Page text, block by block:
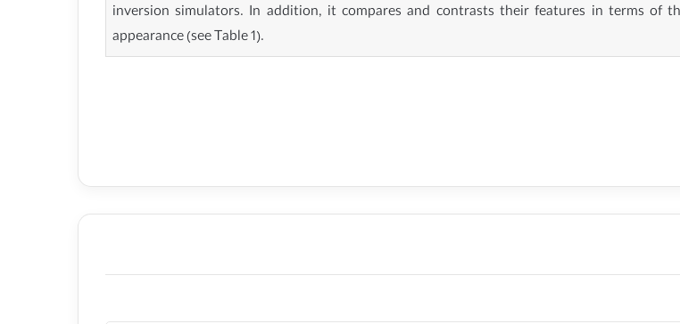
inversion simulators. In addition, it compares and contrasts their features in terms of
appearance (see Table 1).